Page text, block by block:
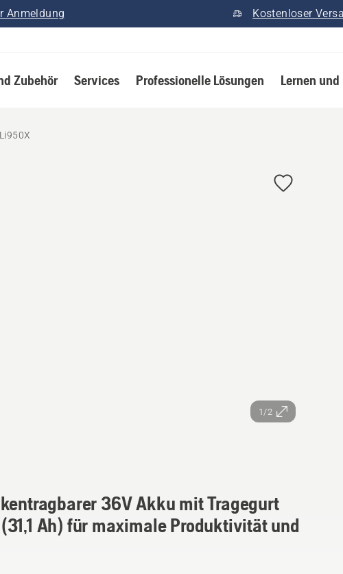
Anmeldung Kostenloser
Zubehör Services Professionelle Lösungen Lernen
1/2
36V Akku mit Tragegurt
Ah) für maximale Produktivität und